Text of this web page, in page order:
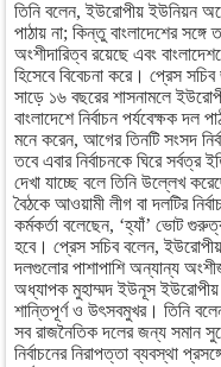
তিনি বলেন, ইউরোপীয় ইউনিয়ন
পাঠায় না; কিন্তু বাংলাদেশের সঙ্গে
অংশীদারিত্ব রয়েছে এবং
হিসেবে বিবেচনা করে। প্রেস সচিব
সাড়ে ১৬ বছরের শাসনামলে
বাংলাদেশে নির্বাচন পর্যবেক্ষক
মনে করেন, আগের তিনটি সংসদ
তবে এবার নির্বাচনকে ঘিরে
দেখা যাচ্ছে বলে তিনি উল্লেখ
বৈঠকে আওয়ামী লীগ বা দলটির
কর্মকর্তা বলেছেন, ‘হ্যাঁ’ ভোট
হবে। প্রেস সচিব বলেন, ইউরোপীয়
দলগুলোর পাশাপাশি অন্যান্য
অধ্যাপক মুহাম্মদ ইউনূস
শান্তিপূর্ণ ও উৎসবমুখর। তিনি
সব রাজনৈতিক দলের জন্য সমান
নির্বাচনের নিরাপত্তা ব্যবস্থা